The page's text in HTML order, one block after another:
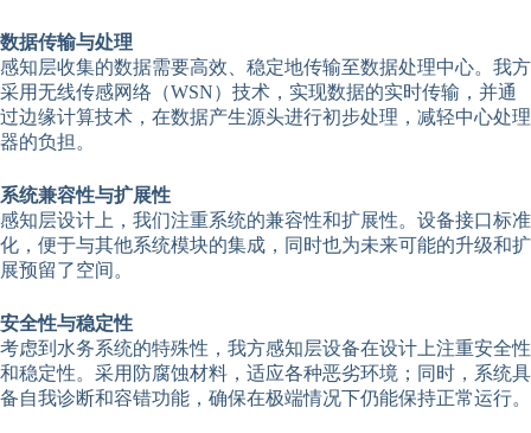
数据传输与处理
感知层收集的数据需要高效、稳定地传输至数据处理中心。我方
采用无线传感网络（WSN）技术，实现数据的实时传输，并通
过边缘计算技术，在数据产生源头进行初步处理，减轻中心处理
器的负担。
系统兼容性与扩展性
感知层设计上，我们注重系统的兼容性和扩展性。设备接口标准
化，便于与其他系统模块的集成，同时也为未来可能的升级和扩
展预留了空间。
安全性与稳定性
考虑到水务系统的特殊性，我方感知层设备在设计上注重安全性
和稳定性。采用防腐蚀材料，适应各种恶劣环境；同时，系统具
备自我诊断和容错功能，确保在极端情况下仍能保持正常运行。